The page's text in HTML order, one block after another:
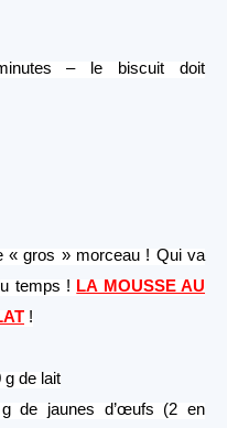
– le biscuit doit
« gros » morceau ! Qui va
temps ! LA MOUSSE AU
!
g de lait
de jaunes d’œufs (2 en